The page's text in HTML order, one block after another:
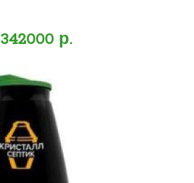
342000 р.